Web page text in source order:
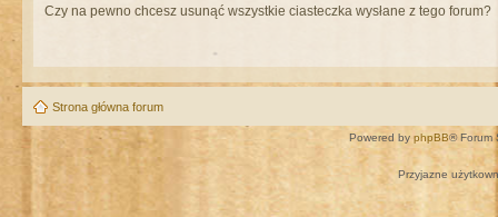
Czy na pewno chcesz usunąć wszystkie ciasteczka wysłane z tego forum?
Strona główna forum
Powered by phpBB® Forum
Przyjazne